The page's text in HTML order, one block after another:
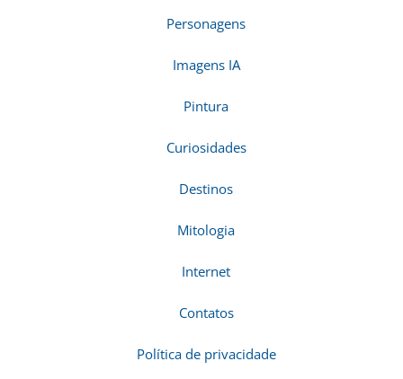
Personagens
Imagens IA
Pintura
Curiosidades
Destinos
Mitologia
Internet
Contatos
Política de privacidade